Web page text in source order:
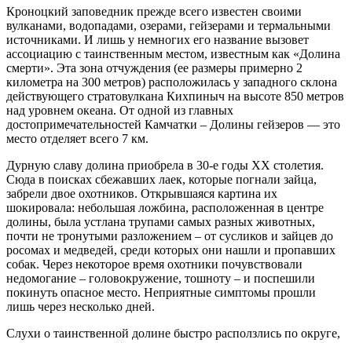
Кроноцкий заповедник прежде всего известен своими
вулканами, водопадами, озерами, гейзерами и термальными
источниками. И лишь у немногих его название вызовет
ассоциацию с таинственным местом, известным как «Долина
смерти». Эта зона отчуждения (ее размеры примерно 2
километра на 300 метров) расположилась у западного склона
действующего стратовулкана Кихпиныч на высоте 850 метров
над уровнем океана. От одной из главных
достопримечательностей Камчатки – Долины гейзеров — это
место отделяет всего 7 км.
Дурную славу долина приобрела в 30-е годы XX столетия.
Сюда в поисках сбежавших лаек, которые погнали зайца,
забрели двое охотников. Открывшаяся картина их
шокировала: небольшая ложбина, расположенная в центре
долины, была устлана трупами самых разных животных,
почти не тронутыми разложением – от сусликов и зайцев до
росомах и медведей, среди которых они нашли и пропавших
собак. Через некоторое время охотники почувствовали
недомогание – головокружение, тошноту – и поспешили
покинуть опасное место. Неприятные симптомы прошли
лишь через несколько дней.
Слухи о таинственной долине быстро расползлись по округе,